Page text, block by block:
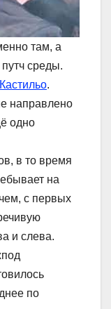
там, а
среды.
.
направлено
одно
в то время
на
с первых
и слева.
по